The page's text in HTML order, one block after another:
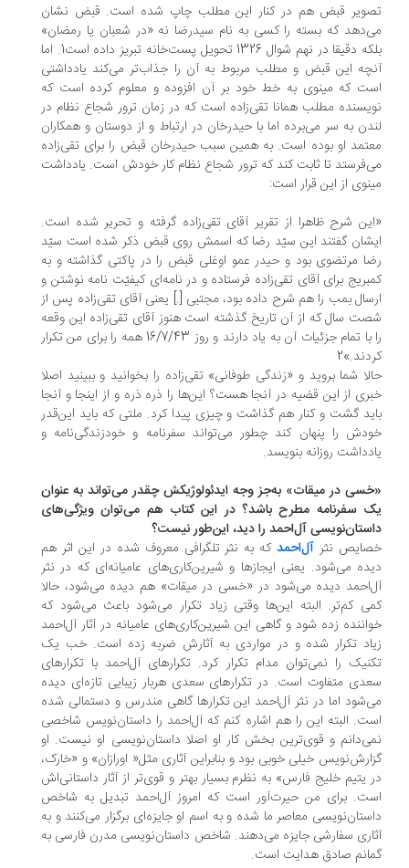
قبض هم در کنار این مطلب چاپ شده است. قبض نشان
که بسته را کسی به نام سیدرضا نه «در شعبان یا رمضان»
بلکه دقیقا در نهم شوال 1326 تحویل پست‌خانه تبریز داده است1. اما
این قبض و مطلب مربوط به آن را جذاب‌تر می‌کند یادداشتی
که مینوی به خط خود بر آن افزوده و معلوم کرده است که
مطلب همانا تقی‌زاده است که در زمان ترور شجاع نظام در
به سر می‌برده اما با حیدرخان در ارتباط و از دوستان و همکاران
او بوده است. به همین سبب حیدرخان قبض را برای تقی‌زاده
تا ثابت کند که ترور شجاع نظام کار خودش است. یادداشت
از این قرار است:
شرح ظاهرا از تقریر آقای تقی‌زاده گرفته و تحریر شده است.
گفتند این سیّد رضا که اسمش روی قبض ذکر شده است سیّد
مرتضوی بود و حیدر عمو اوغلی قبض را در پاکتی گذاشته و به
برای آقای تقی‌زاده فرستاده و در نامه‌ای کیفیّت نامه نوشتن و
بمب را هم شرح داده بود، مجتبی [.] یعنی آقای تقی‌زاده پس از
سال که از آن تاریخ گذشته است هنوز آقای تقی‌زاده این وقعه
را با تمام جزئیات آن به یاد دارند و روز 16/7/43 همه را برای من تکرار
شما بروید و «زندگی طوفانی» تقی‌زاده را بخوانید و ببینید اصلا
از این قضیه در آنجا هست؟ این‌ها را ذره ذره و از اینجا و آنجا
گشت و کنار هم گذاشت و چیزی پیدا کرد. ملتی که باید این‌قدر
را پنهان کند چطور می‌تواند سفرنامه و خودزندگی‌نامه و
روزانه بنویسد.
در میقات» به‌جز وجه ایدئولوژیکش چقدر می‌تواند به عنوان
سفرنامه مطرح باشد؟ در این کتاب هم می‌توان ویژگی‌های
آل‌احمد را دید، این‌طور نیست؟
نثرآل‌احمدکه به نثر تلگرافی معروف شده در این اثر هم
می‌شود. یعنی ایجازها و شیرین‌کاری‌های عامیانه‌ای که در نثر
دیده می‌شود در «خسی در میقات» هم دیده می‌شود، حالا
کم‌تر. البته این‌ها وقتی زیاد تکرار می‌شود باعث می‌شود که
زده شود و گاهی این‌ شیرین‌کاری‌های عامیانه در آثار آل‌احمد
تکرار شده و در مواردی به آثارش ضربه زده است. خب یک
را نمی‌توان مدام تکرار کرد. تکرارهای آل‌احمد با تکرارهای
متفاوت است. در تکرارهای سعدی هربار زیبایی‌ تازه‌ای دیده
اما در نثر آل‌احمد این تکرارها گاهی مندرس و دستمالی شده
البته این را هم اشاره کنم که آل‌احمد را داستان‌نویس شاخصی
و قوی‌ترین بخش کار او اصلا داستان‌نویسی او نیست. او
خیلی خوبی بود و بنابراین آثاری مثل« اورازان» و «خارک،
یتیم خلیج فارس» به نظرم بسیار بهتر و قوی‌‌تر از آثار داستانی‌‌اش
برای من حیرت‌آور است که امروز آل‌احمد تبدیل به شاخص
معاصر ما شده و به اسم او جایزه‌ای برگزار می‌کنند و به
سفارشی جایزه می‌دهند. شاخص داستان‌نویسی مدرن فارسی به
صادق هدایت است.